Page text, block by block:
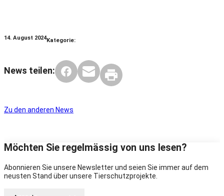
14. August 2024Kategorie:
News teilen:
Zu den anderen News
Möchten Sie regelmässig von uns lesen?
Abonnieren Sie unsere Newsletter und seien Sie immer auf dem
neusten Stand über unsere Tierschutzprojekte.